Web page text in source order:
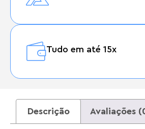
Tudo em até 15x
Descrição Avaliações